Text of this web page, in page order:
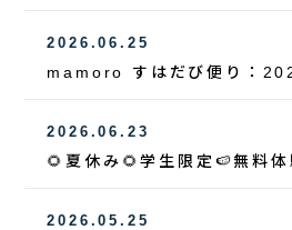
2026.06.25
mamoro すはだび便り：
2026.06.23
🌻夏休み🌻学生限定🍉無料
2026.05.25